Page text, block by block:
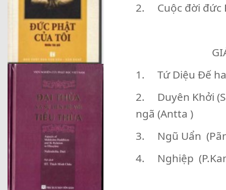
2. Cuộc đời đức
1. Tứ Diệu Đế
2. Duyên Khởi
ngã (Antta )
3. Ngũ Uẩn
4. Nghiệp